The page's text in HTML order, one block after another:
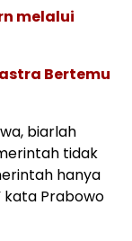
melalui
Bertemu
biarlah
tidak
hanya
kata Prabowo